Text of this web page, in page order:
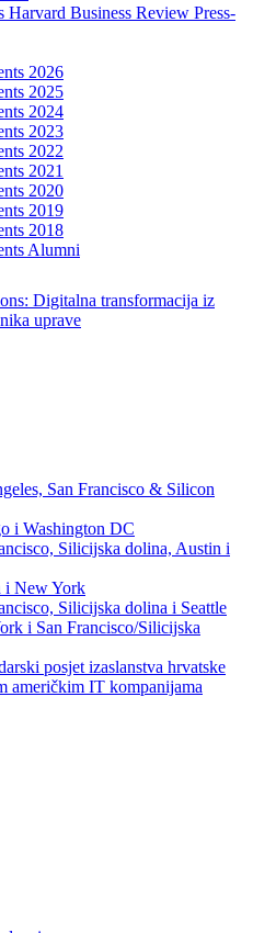
Harvard Business Review Press-
2026
2025
2024
2023
2022
2021
2020
2019
2018
Alumni
Digitalna transformacija iz
uprave
San Francisco & Silicon
i Washington DC
Silicijska dolina, Austin i
i New York
Silicijska dolina i Seattle
i San Francisco/Silicijska
posjet izaslanstva hrvatske
američkim IT kompanijama